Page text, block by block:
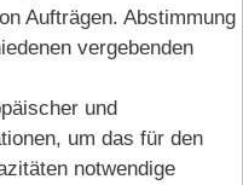
Aufträgen. Abstimmung
vergebenden
und
um das für den
notwendige